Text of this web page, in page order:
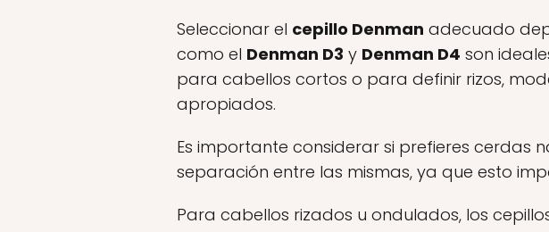
Seleccionar el cepillo Denman adecuado
como el Denman D3 y Denman D4 son
para cabellos cortos o para definir rizos,
apropiados.
Es importante considerar si prefieres cerdas
separación entre las mismas, ya que esto
Para cabellos rizados u ondulados, los